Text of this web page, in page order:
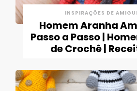
INSPIRAÇÕES DE
Homem Aranha
Passo a Passo |
de Crochê |